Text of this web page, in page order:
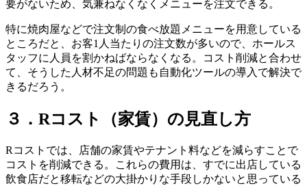
要がないため、気兼ねなくなくメニューを注文できる。
特に焼肉屋などで注文制の食べ放題メニューを用意している
ところだと、お客1人当たりの注文数が多いので、ホールス
タッフに人員を割かねばならなくなる。コスト削減と合わせ
て、そうした人材不足の問題も自動化ツールの導入で解決で
きるだろう。
３．Rコスト（家賃）の見直し方
Rコストでは、店舗の家賃やテナント料などを減らすことで
コストを削減できる。これらの費用は、すでに出店している
飲食店だと移転などの大掛かりな手段しかないと思っている